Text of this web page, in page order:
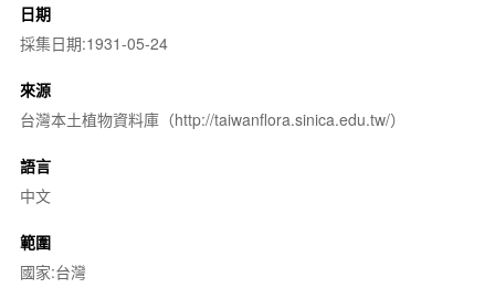
日期
採集日期:1931-05-24
來源
台灣本土植物資料庫（http://taiwanflora.sinica.edu.tw/）
語言
中文
範圍
國家:台灣